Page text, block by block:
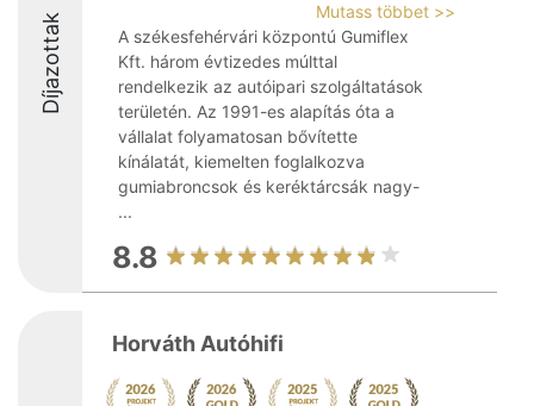
Díjazottak
Mutass többet >>
A székesfehérvári központú Gumiflex
Kft. három évtizedes múlttal
rendelkezik az autóipari szolgáltatások
területén. Az 1991-es alapítás óta a
vállalat folyamatosan bővítette
kínálatát, kiemelten foglalkozva
gumiabroncsok és keréktárcsák nagy-
...
8.8
Horváth Autóhifi